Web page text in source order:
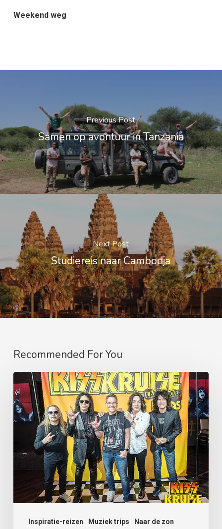
Weekend weg
Previous Post
Samen op avontuur in Tanzania
Next Post
Studiereis naar Cambodja
Recommended For You
Inspiratie-reizen Muziek trips Naar de zon
KRUISE
LAND
LOCKED
VEGAS!